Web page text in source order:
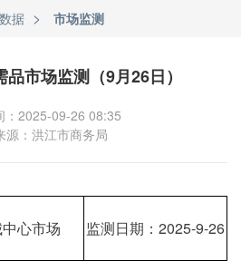
据 > 市场监测
市场监测（9月26日）
：2025-09-26 08:35
源：洪江市商务局
心市场 监测日期：2025-9-26